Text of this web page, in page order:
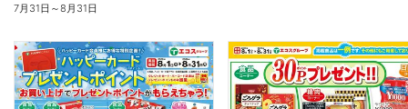
7月31日 ～8月31日